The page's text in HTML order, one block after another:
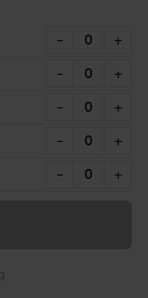
− +
− +
− +
− +
− +